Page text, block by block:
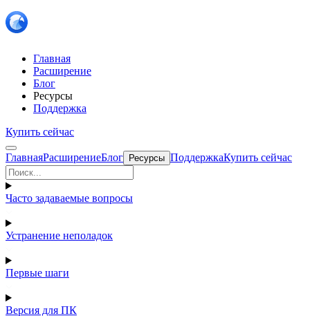
Главная
Расширение
Блог
Ресурсы
Поддержка
Купить сейчас
ГлавнаяРасширениеБлог Ресурсы ПоддержкаКупить сейчас
Часто задаваемые вопросы
Устранение неполадок
Первые шаги
Версия для ПК